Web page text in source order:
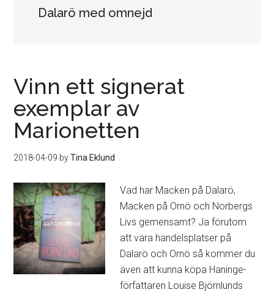
Dalarö med omnejd
Vinn ett signerat
exemplar av
Marionetten
2018-04-09 byTina Eklund
Vad har Macken på Dalarö,
Macken på Ornö och Norbergs
Livs gemensamt? Ja förutom
att vara handelsplatser på
Dalarö och Ornö så kommer du
även att kunna köpa Haninge-
författaren Louise Björnlunds